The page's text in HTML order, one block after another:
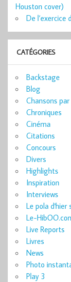
Houston cover)
De l’exercice
CATÉGORIES
Backstage
Blog
Chansons
Chroniques
Cinéma
Citations
Concours
Divers
Highlights
Inspiration
Interviews
Le pola d'hier
Le-
Live Reports
Livres
News
Photo
Play 3